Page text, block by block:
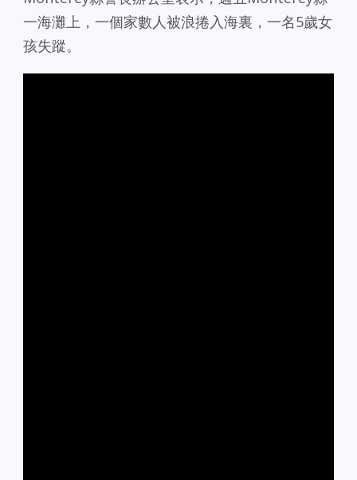
一海灘上，一個家數人被浪捲入海裏，一名5歲女
孩失蹤。